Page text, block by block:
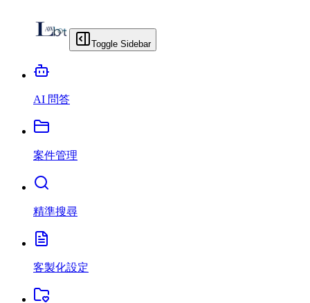
Toggle Sidebar
AI 問答
案件管理
精準搜尋
客製化設定